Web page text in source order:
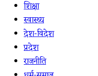
शिक्षा
स्वास्थ्य
देश-विदेश
प्रदेश
राजनीति